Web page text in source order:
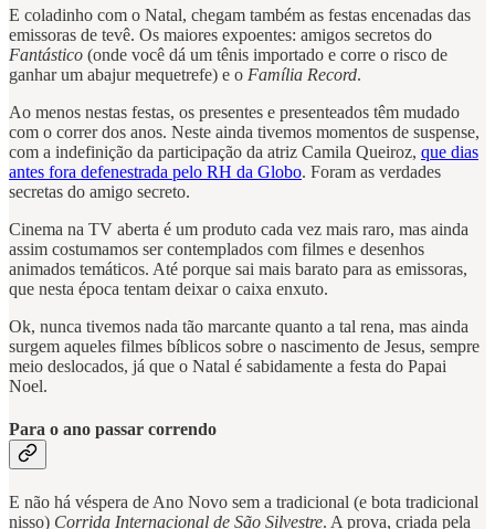
E coladinho com o Natal, chegam também as festas encenadas das
emissoras de tevê. Os maiores expoentes: amigos secretos do
Fantástico (onde você dá um tênis importado e corre o risco de
ganhar um abajur mequetrefe) e o Família Record.
Ao menos nestas festas, os presentes e presenteados têm mudado
com o correr dos anos. Neste ainda tivemos momentos de suspense,
com a indefinição da participação da atriz Camila Queiroz, que dias
antes fora defenestrada pelo RH da Globo. Foram as verdades
secretas do amigo secreto.
Cinema na TV aberta é um produto cada vez mais raro, mas ainda
assim costumamos ser contemplados com filmes e desenhos
animados temáticos. Até porque sai mais barato para as emissoras,
que nesta época tentam deixar o caixa enxuto.
Ok, nunca tivemos nada tão marcante quanto a tal rena, mas ainda
surgem aqueles filmes bíblicos sobre o nascimento de Jesus, sempre
meio deslocados, já que o Natal é sabidamente a festa do Papai
Noel.
Para o ano passar correndo
E não há véspera de Ano Novo sem a tradicional (e bota tradicional
nisso) Corrida Internacional de São Silvestre. A prova, criada pela